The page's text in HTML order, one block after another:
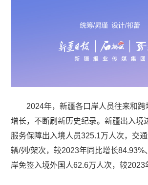
2024年，新疆各口岸人员往来和跨
增长，不断刷新历史纪录。新疆出入境
服务保障出入境人员325.1万人次，交
辆/列/架次，较2023年同比增长84.93%
岸免签入境外国人62.6万人次，较2023